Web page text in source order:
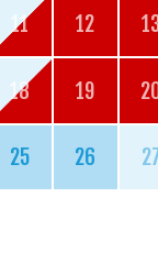
11 12
18 19
25 26